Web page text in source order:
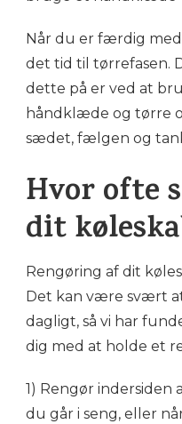
Når du er færdig
det tid til tørrefasen.
dette på er ved at
håndklæde og tørre
sædet, fælgen og
Hvor ofte
dit
Rengøring af dit
Det kan være svært
dagligt, så vi har
dig med at holde et
1) Rengør indersiden
du går i seng, eller